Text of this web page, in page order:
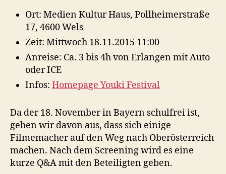
Ort: Medien Kultur Haus, Pollheimerstraße
17, 4600 Wels
Zeit: Mittwoch 18.11.2015 11:00
Anreise: Ca. 3 bis 4h von Erlangen mit Auto
oder ICE
Infos: Homepage Youki Festival
Da der 18. November in Bayern schulfrei ist,
gehen wir davon aus, dass sich einige
Filmemacher auf den Weg nach Oberösterreich
machen. Nach dem Screening wird es eine
kurze Q&A mit den Beteiligten geben.